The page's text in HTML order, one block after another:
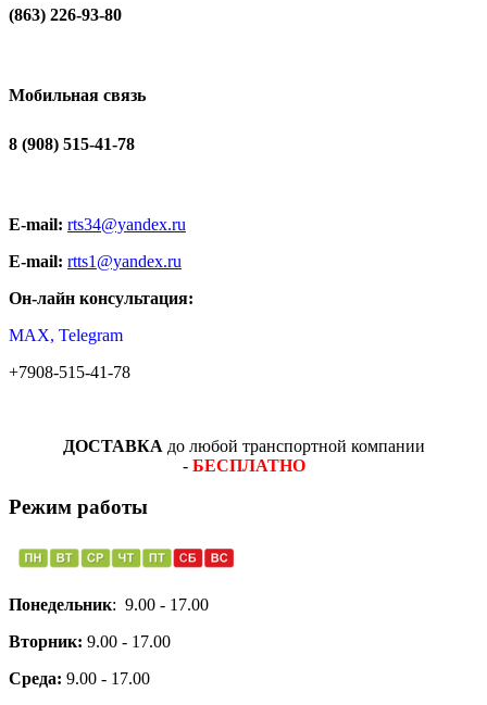
(863) 226-93-80
Мобильная связь
8 (908) 515-41-78
E-mail: rts34@yandex.ru
E-mail: rtts1@yandex.ru
Он-лайн консультация:
MAX, Telegram
+7908-515-41-78
ДОСТАВКА до любой транспортной компании
- БЕСПЛАТНО
Режим работы
Понедельник: 9.00 - 17.00
Вторник: 9.00 - 17.00
Среда: 9.00 - 17.00